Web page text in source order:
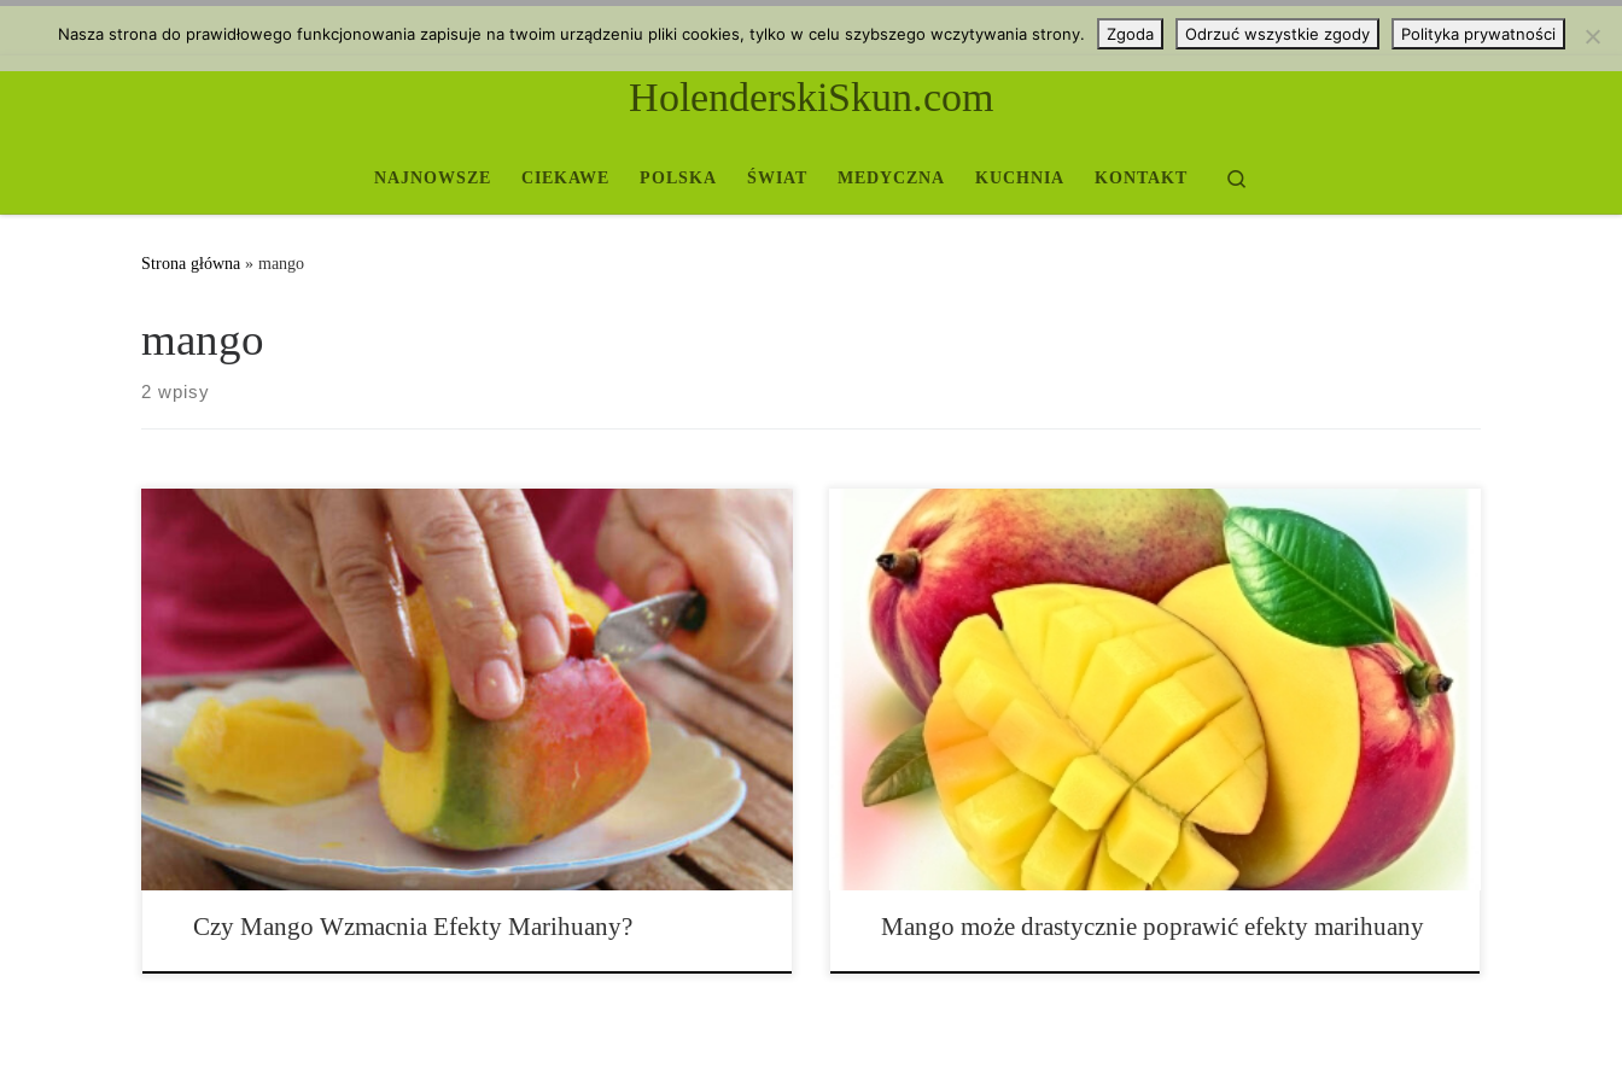
Przejdź do treści
HolenderskiSkun.com
NAJNOWSZE CIEKAWE POLSKA ŚWIAT MEDYCZNA KUCHNIA KONTAKT
Strona główna » mango
mango
2 wpisy
Istnieje wiele sposobów na poprawę doświadczanego haju cannabis – na przykład
zmiana odmian, przerwa na tolerancję lub spożywanie marihuany w nowym środowisku
– ale jeden z najłatwiejszych sposobów na uzyskanie lepszych sposobów to dla
niektórych osób spożywanie mango. Dzięki obfitości terpenów wykazano, że mango nie
tylko zwiększa poziom haju, ale także skraca czas jego pojawienia się o około połowę.
Jak […]
Czy Mango Wzmacnia Efekty Marihuany?
Chociaż nie zostało to udowodnione naukowo, ostatnie trendy pokazują, że istnieje
owoc, który może odblokować prawdziwy, niewykorzystany potencjał marihuany – i
jest to mango. Ponownie, chociaż nie przeprowadzono żadnych badań dotyczących
stosowania mango i marihuany, palacze marihuany zrobili to na własną rękę – na około
godzinę przed zapaleniem konsumowali mango, w nadziei na zintensyfikowanie haju.
Co kryje się za tymi […]
Mango może drastycznie poprawić efekty marihuany
Nasza strona do prawidłowego funkcjonowania zapisuje na twoim urządzeniu pliki cookies, tylko w celu szybszego wczytywania strony. Zgoda Odrzuć wszystkie zgody Polityka prywatności